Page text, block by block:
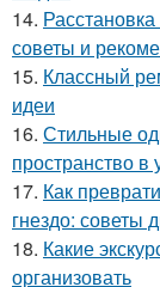
14.
советы и
15. Классный
идеи
16. Стильные
пространство в
17. Как
гнездо: советы
18. Какие
организовать